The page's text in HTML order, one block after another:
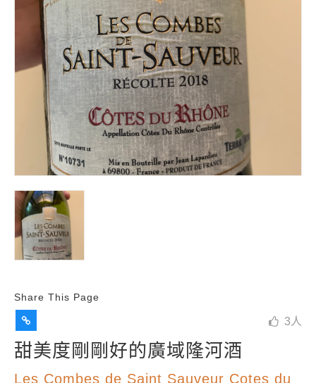
Share This Page
3 人
甜美度剛剛好的廣域隆河酒
Les Combes de Saint Sauveur Cotes du